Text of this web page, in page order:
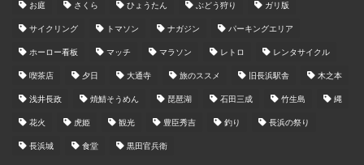
お庭 さくら ひょうたん ぶどう狩り ガリ版
サイクリング トマソン ナガジン パーキングエリア
ホーロー看板 マッチ マラソン レトロ レンタサイクル
喫茶店 夕日 大通寺 旅のススメ 旧長浜駅舎 木之本
浅井長政 焼鯖そうめん 琵琶湖 石田三成 竹生島 縄
花火 虎姫 観光 豊臣秀吉 釣り 長浜の祭り
長浜城 食堂 黒田官兵衛